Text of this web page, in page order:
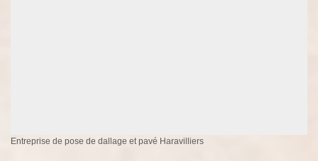
Entreprise de pose de dallage et pavé Haravilliers